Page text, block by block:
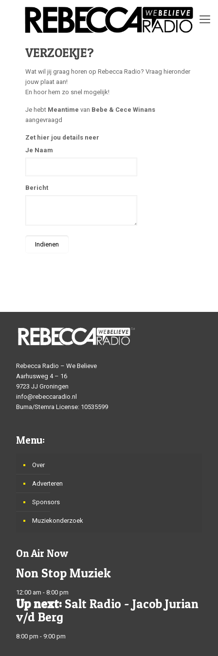
VERZOEKJE?
Wat wil jij graag horen op Rebecca Radio? Vraag hieronder
jouw plaat aan!
En hoor hem zo snel mogelijk!
Je hebt Meantime van Bebe & Cece Winans
aangevraagd
Zet hier jou details neer
Je Naam
Bericht
Rebecca Radio – We Believe
Aarhusweg 4 – 16
9723 JJ Groningen
info@rebeccaradio.nl
Buma/Stemra License: 10535599
Menu:
Over
Adverteren
Sponsors
Muziekonderzoek
On Air Now
Non Stop Muziek
12:00 am - 8:00 pm
Up next: Salt Radio - Jacob Jurian
v/d Berg
8:00 pm - 9:00 pm